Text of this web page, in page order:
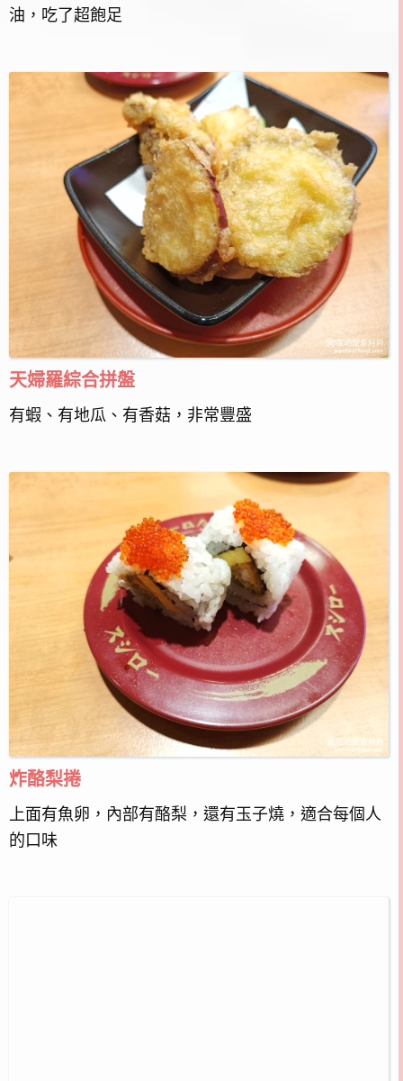
油，吃了超飽足
天婦羅綜合拼盤
有蝦、有地瓜、有香菇，非常豐盛
炸酪梨捲
上面有魚卵，內部有酪梨，還有玉子燒，適合每個人
的口味